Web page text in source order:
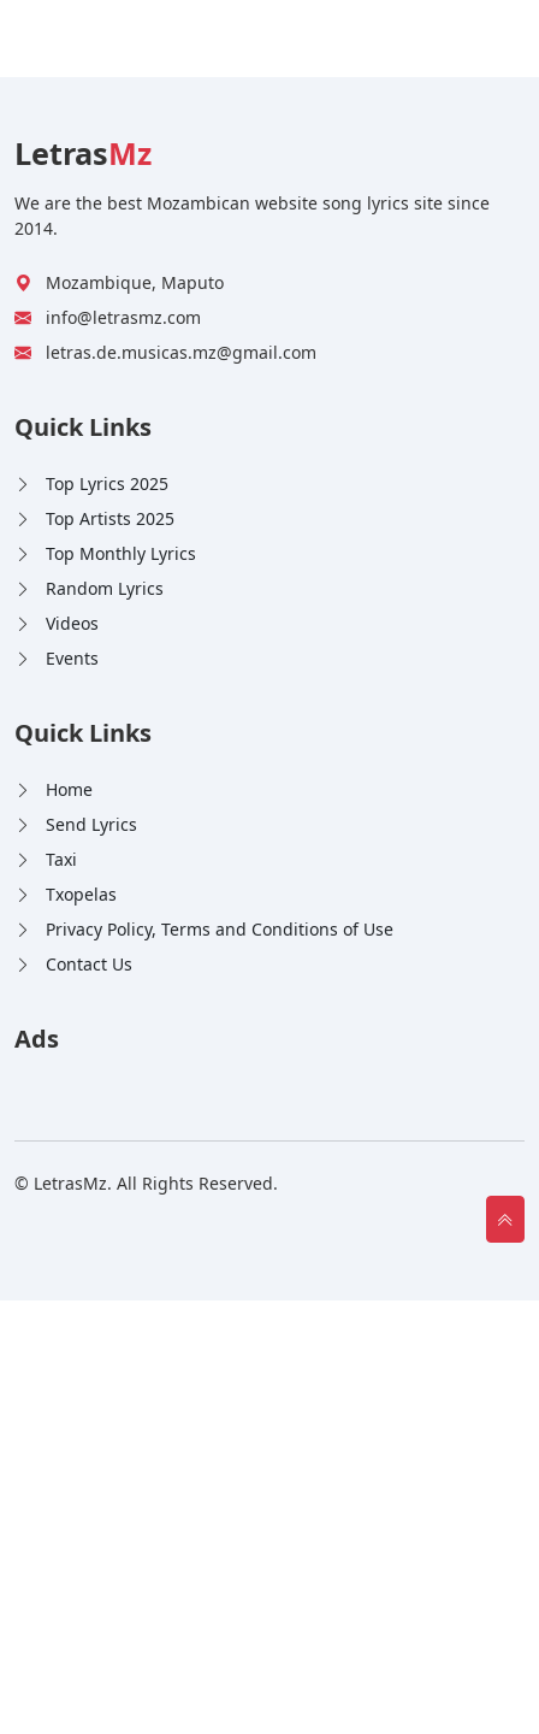
LetrasMz
We are the best Mozambican website song lyrics site since
2014.
Mozambique, Maputo
info@letrasmz.com
letras.de.musicas.mz@gmail.com
Quick Links
Top Lyrics 2025
Top Artists 2025
Top Monthly Lyrics
Random Lyrics
Videos
Events
Quick Links
Home
Send Lyrics
Taxi
Txopelas
Privacy Policy, Terms and Conditions of Use
Contact Us
Ads
© LetrasMz. All Rights Reserved.